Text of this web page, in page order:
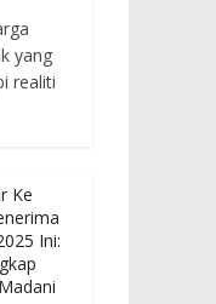
yang
realiti
Ke
Ini: